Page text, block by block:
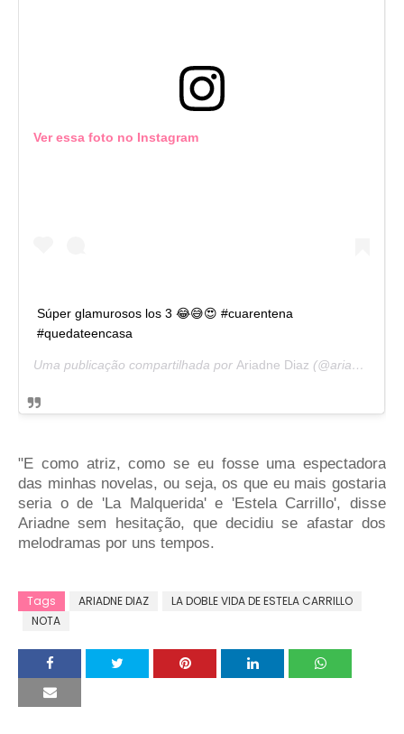
Ver essa foto no Instagram
Súper glamurosos los 3 😂😅😍 #cuarentena
#quedateencasa
Uma publicação compartilhada por Ariadne Diaz (@ariadne_diaz) em
"E como atriz, como se eu fosse uma espectadora
das minhas novelas, ou seja, os que eu mais gostaria
seria o de 'La Malquerida' e 'Estela Carrillo', disse
Ariadne sem hesitação, que decidiu se afastar dos
melodramas por uns tempos.
Tags ARIADNE DIAZ
LA DOBLE VIDA DE ESTELA CARRILLO
NOTA